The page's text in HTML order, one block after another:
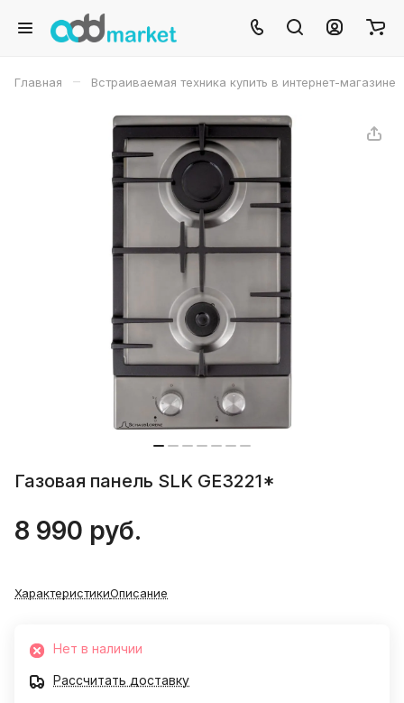
Главная – Встраиваемая техника купить в интернет-магазине
Газовая панель SLK GE3221*
8 990 руб.
ХарактеристикиОписание
Нет в наличии
Рассчитать доставку